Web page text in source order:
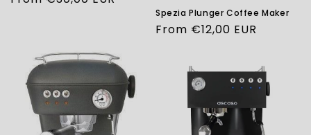
Spezia Plunger Coffee Maker
Regular
From €12,00 EUR